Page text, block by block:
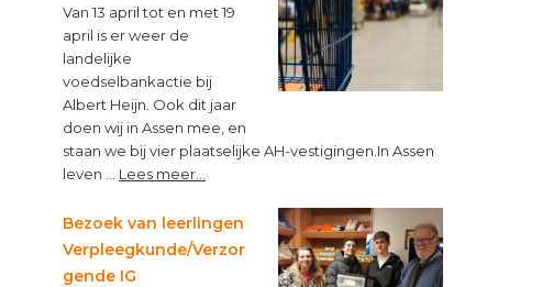
Van 13 april tot en met 19
april is er weer de
landelijke
voedselbankactie bij
Albert Heijn. Ook dit jaar
doen wij in Assen mee, en
staan we bij vier plaatselijke AH-vestigingen.In Assen
leven … Lees meer...
een
Bezoek van leerlingen
Verpleegkunde/Verzor
gende IG